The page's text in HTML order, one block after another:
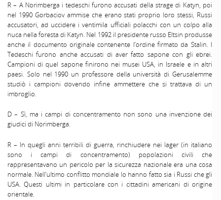
R – A Norimberga i tedeschi furono accusati della strage di Katyn, poi
nel 1990 Gorbaciov ammise che erano stati proprio loro stessi, Russi
accusatori, ad uccidere i ventimila ufficiali polacchi con un colpo alla
nuca nella foresta di Katyn. Nel 1992 il presidente russo Eltsin produsse
anche il documento originale contenente l’ordine firmato da Stalin. I
Tedeschi furono anche accusati di aver fatto sapone con gli ebrei.
Campioni di quel sapone finirono nei musei USA, in Israele e in altri
paesi. Solo nel 1990 un professore della università di Gerusalemme
studiò i campioni dovendo infine ammettere che si trattava di un
imbroglio.
D – Sì, ma i campi di concentramento non sono una invenzione dei
giudici di Norimberga.
R – In quegli anni terribili di guerra, rinchiudere nei lager (in italiano
sono i campi di concentramento) popolazioni civili che
rappresentavano un pericolo per la sicurezza nazionale era una cosa
normale. Nell’ultimo conflitto mondiale lo hanno fatto sia i Russi che gli
USA. Questi ultimi in particolare con i cittadini americani di origine
orientale.